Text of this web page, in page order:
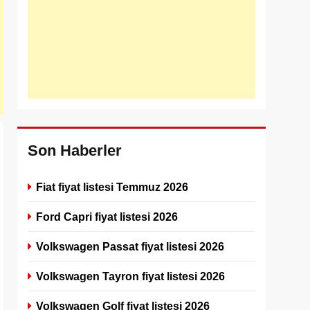
Son Haberler
Fiat fiyat listesi Temmuz 2026
Ford Capri fiyat listesi 2026
Volkswagen Passat fiyat listesi 2026
Volkswagen Tayron fiyat listesi 2026
Volkswagen Golf fiyat listesi 2026